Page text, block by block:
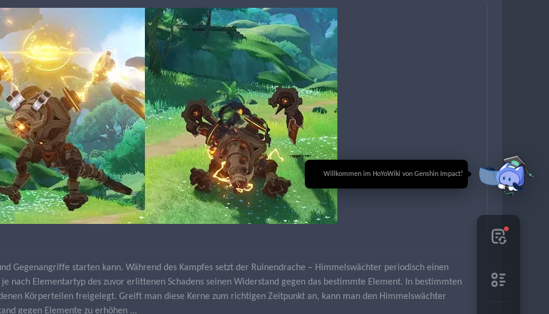
🎉 Willkommen im HoYoWiki von Genshin Impact!
Gegenangriffe starten kann. Während des Kampfes setzt der Ruinendrache – Himmelswächter periodisch einen
nach Elementartyp des zuvor erlittenen Schadens seinen Widerstand gegen das bestimmte Element. In bestimmten
Körperteilen freigelegt. Greift man diese Kerne zum richtigen Zeitpunkt an, kann man den Himmelswächter
gegen Elemente zu erhöhen ...